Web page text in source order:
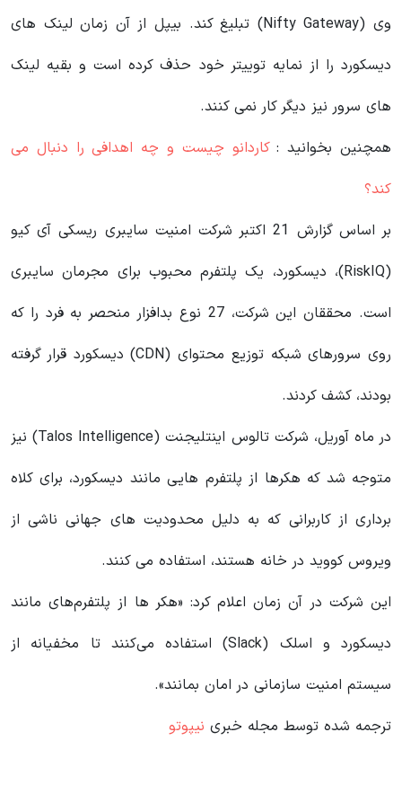
وی (Nifty Gateway) تبلیغ کند. بیپل از آن زمان لینک های
دیسکورد را از نمایه توییتر خود حذف کرده است و بقیه لینک
های سرور نیز دیگر کار نمی کنند.
همچنین بخوانید :کاردانو چیست و چه اهدافی را دنبال می
کند؟
بر اساس گزارش 21 اکتبر شرکت امنیت سایبری ریسکی آی کیو
(RiskIQ)، دیسکورد، یک پلتفرم محبوب برای مجرمان سایبری
است. محققان این شرکت، 27 نوع بدافزار منحصر به فرد را که
روی سرورهای شبکه توزیع محتوای (CDN) دیسکورد قرار گرفته
بودند، کشف کردند.
در ماه آوریل، شرکت تالوس اینتلیجنت (Talos Intelligence) نیز
متوجه شد که هکرها از پلتفرم هایی مانند دیسکورد، برای کلاه
برداری از کاربرانی که به دلیل محدودیت های جهانی ناشی از
ویروس کووید در خانه هستند، استفاده می کنند.
این شرکت در آن زمان اعلام کرد: «هکر ها از پلتفرم‌های مانند
دیسکورد و اسلک (Slack) استفاده می‌کنند تا مخفیانه از
سیستم امنیت سازمانی در امان بمانند».
ترجمه شده توسط مجله خبری نیپوتو